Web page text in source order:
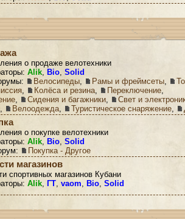
о продаже велотехники
Alik, Bio, Solid
Велосипеды, Рамы и фреймсеты,
, Колёса и резина, Переключение,
, Сидения и багажники,
Свет и
, Велоодежда, Туристическое снаряжение,
о покупке велотехники
Alik, Bio, Solid
Покупка - Другое
магазинов
спортивных магазинов Кубани
Alik, ГТ, vaom, Bio, Solid